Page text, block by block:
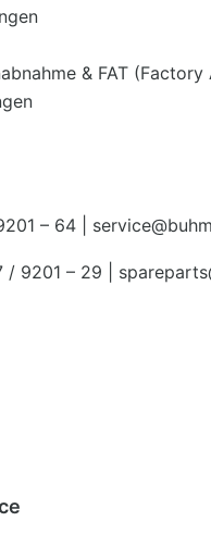
& FAT
– 64 |
9201 – 29 |